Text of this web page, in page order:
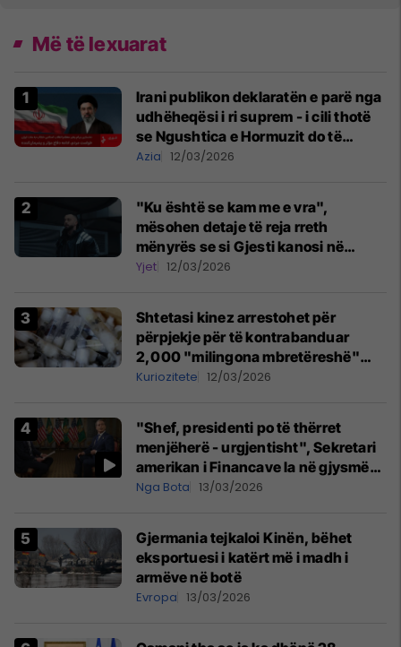
Më të lexuarat
Irani publikon deklaratën e parë nga
udhëheqësi i ri suprem - i cili thotë
se Ngushtica e Hormuzit do të
mbetet e mbyllur
Azia 12/03/2026
"Ku është se kam me e vra",
mësohen detaje të reja rreth
mënyrës se si Gjesti kanosi në
studion e Onimas
Yjet 12/03/2026
Shtetasi kinez arrestohet për
përpjekje për të kontrabanduar
2,000 "milingona mbretëreshë"
nga Kenia
Kuriozitete 12/03/2026
"Shef, presidenti po të thërret
menjëherë - urgjentisht", Sekretari
amerikan i Financave la në gjysmë
intervistën
Nga Bota 13/03/2026
Gjermania tejkaloi Kinën, bëhet
eksportuesi i katërt më i madh i
armëve në botë
Evropa 13/03/2026